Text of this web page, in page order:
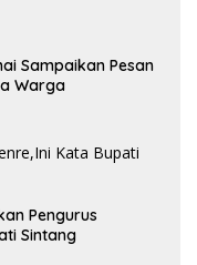
Sampaikan Pesan
Warga
Pengurus
Sintang